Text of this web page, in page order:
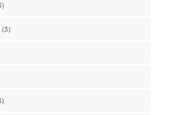
(3)